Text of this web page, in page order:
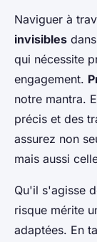
Naviguer à
invisibles
qui nécessite
engagement.
notre mantra.
précis et des
assurez non
mais aussi
Qu'il s'agisse
risque mérite
adaptées. En